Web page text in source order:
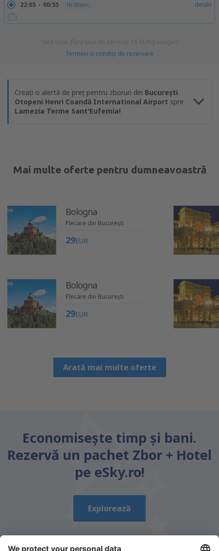
22:05 00:55 1h 50min detalii
Tarif total (fără taxa de serviciu: 15 EUR/pasager)
Termeni şi condiţii de rezervare
Creați o alertă de preț pentru zboruri din București
Otopeni Henri Coandă International Airport spre
Lamezia Terme Sant'Eufemia!
Mai multe oferte pentru dumneavoastră
Bologna
Plecare din București
29EUR
Bologna
Plecare din București
29EUR
Arată mai multe oferte
Economiseşte timp și bani.
Rezervă un pachet Zbor + Hotel
pe eSky.ro!
Explorează